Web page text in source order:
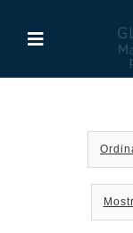
contenuto
Toggle
Maria Luigia